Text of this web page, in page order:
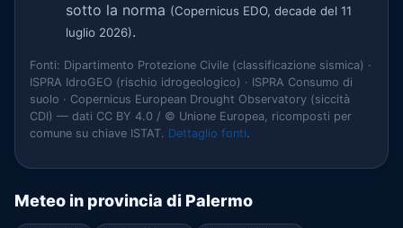
sotto la norma (Copernicus EDO, decade del 11
luglio 2026).
Fonti: Dipartimento Protezione Civile (classificazione sismica) ·
ISPRA IdroGEO (rischio idrogeologico) · ISPRA Consumo di
suolo · Copernicus European Drought Observatory (siccità
CDI) — dati CC BY 4.0 / © Unione Europea, ricomposti per
comune su chiave ISTAT. Dettaglio fonti.
Meteo in provincia di Palermo